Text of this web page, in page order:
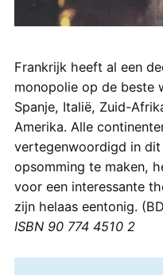
Frankrijk heeft al een
monopolie op de beste
Spanje, Italië, Zuid-
Amerika. Alle
vertegenwoordigd in
opsomming te maken,
voor een interessante
zijn helaas eentonig.
ISBN 90 774 4510 2